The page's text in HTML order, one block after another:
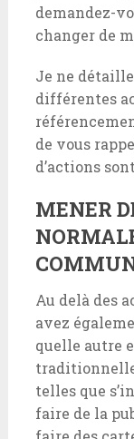
demandez-
changer de
Je ne
différentes
de vous
d’actions
MENER
Au delà des
avez
quelle autre
telles que
faire de la